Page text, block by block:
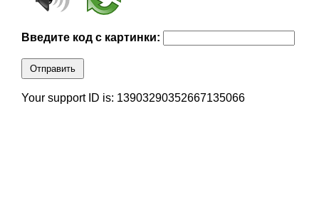
Введите код с картинки:
Отправить
Your support ID is: 13903290352667135066